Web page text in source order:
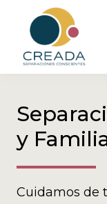
contenido
principalCreada
Separación
Consciente
divorcios
Conscientes
y
Cuidamos de